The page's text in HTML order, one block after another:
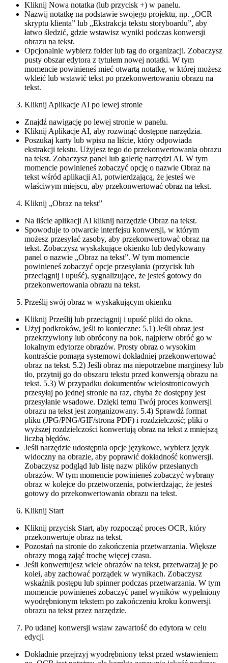
Kliknij Nowa notatka (lub przycisk +) w panelu.
Nazwij notatkę na podstawie swojego projektu, np. „OCR
skryptu klienta” lub „Ekstrakcja tekstu storyboardu”, aby
łatwo śledzić, gdzie wstawisz wyniki podczas konwersji
obrazu na tekst.
Opcjonalnie wybierz folder lub tag do organizacji. Zobaczysz
pusty obszar edytora z tytułem nowej notatki. W tym
momencie powinieneś mieć otwartą notatkę, w której możesz
wkleić lub wstawić tekst po przekonwertowaniu obrazu na
tekst.
Kliknij Aplikacje AI po lewej stronie
Znajdź nawigację po lewej stronie w panelu.
Kliknij Aplikacje AI, aby rozwinąć dostępne narzędzia.
Poszukaj karty lub wpisu na liście, który odpowiada
ekstrakcji tekstu. Użyjesz tego do przekonwertowania obrazu
na tekst. Zobaczysz panel lub galerię narzędzi AI. W tym
momencie powinieneś zobaczyć opcję o nazwie Obraz na
tekst wśród aplikacji AI, potwierdzającą, że jesteś we
właściwym miejscu, aby przekonwertować obraz na tekst.
Kliknij „Obraz na tekst”
Na liście aplikacji AI kliknij narzędzie Obraz na tekst.
Spowoduje to otwarcie interfejsu konwersji, w którym
możesz przesyłać zasoby, aby przekonwertować obraz na
tekst. Zobaczysz wyskakujące okienko lub dedykowany
panel o nazwie „Obraz na tekst”. W tym momencie
powinieneś zobaczyć opcje przesyłania (przycisk lub
przeciągnij i upuść), sygnalizujące, że jesteś gotowy do
przekonwertowania obrazu na tekst.
Prześlij swój obraz w wyskakującym okienku
Kliknij Prześlij lub przeciągnij i upuść pliki do okna.
Użyj podkroków, jeśli to konieczne: 5.1) Jeśli obraz jest
przekrzywiony lub obrócony na bok, najpierw obróć go w
lokalnym edytorze obrazów. Prosty obraz o wysokim
kontraście pomaga systemowi dokładniej przekonwertować
obraz na tekst. 5.2) Jeśli obraz ma niepotrzebne marginesy lub
tło, przytnij go do obszaru tekstu przed konwersją obrazu na
tekst. 5.3) W przypadku dokumentów wielostronicowych
przesyłaj po jednej stronie na raz, chyba że dostępny jest
przesyłanie wsadowe. Dzięki temu Twój proces konwersji
obrazu na tekst jest zorganizowany. 5.4) Sprawdź format
pliku (JPG/PNG/GIF/strona PDF) i rozdzielczość; pliki o
wyższej rozdzielczości konwertują obraz na tekst z mniejszą
liczbą błędów.
Jeśli narzędzie udostępnia opcje językowe, wybierz język
widoczny na obrazie, aby poprawić dokładność konwersji.
Zobaczysz podgląd lub listę nazw plików przesłanych
obrazów. W tym momencie powinieneś zobaczyć wybrany
obraz w kolejce do przetworzenia, potwierdzając, że jesteś
gotowy do przekonwertowania obrazu na tekst.
Kliknij Start
Kliknij przycisk Start, aby rozpocząć proces OCR, który
przekonwertuje obraz na tekst.
Pozostań na stronie do zakończenia przetwarzania. Większe
obrazy mogą zająć trochę więcej czasu.
Jeśli konwertujesz wiele obrazów na tekst, przetwarzaj je po
kolei, aby zachować porządek w wynikach. Zobaczysz
wskaźnik postępu lub spinner podczas przetwarzania. W tym
momencie powinieneś zobaczyć panel wyników wypełniony
wyodrębnionym tekstem po zakończeniu kroku konwersji
obrazu na tekst przez narzędzie.
Po udanej konwersji wstaw zawartość do edytora w celu
edycji
Dokładnie przejrzyj wyodrębniony tekst przed wstawieniem